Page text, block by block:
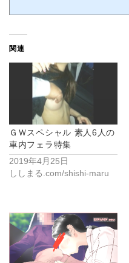
関連
ＧＷスペシャル 素人6人の
車内フェラ特集
2019年4月25日
ししまる.com/shishi-maru